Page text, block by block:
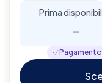
Prima
-